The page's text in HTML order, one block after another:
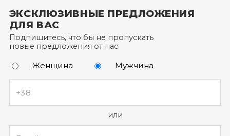
ЭКСКЛЮЗИВНЫЕ ПРЕДЛОЖЕНИЯ
ДЛЯ ВАС
Подпишитесь, что бы не пропускать
новые предложения от нас
Женщина Мужчина
или